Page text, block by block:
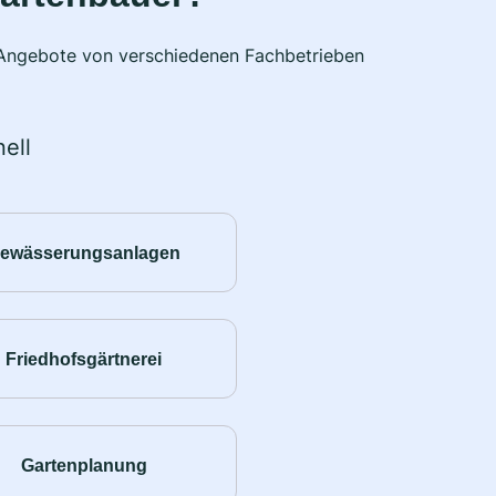
von verschiedenen Fachbetrieben
Friedhofsgärtnerei
Gartenplanung